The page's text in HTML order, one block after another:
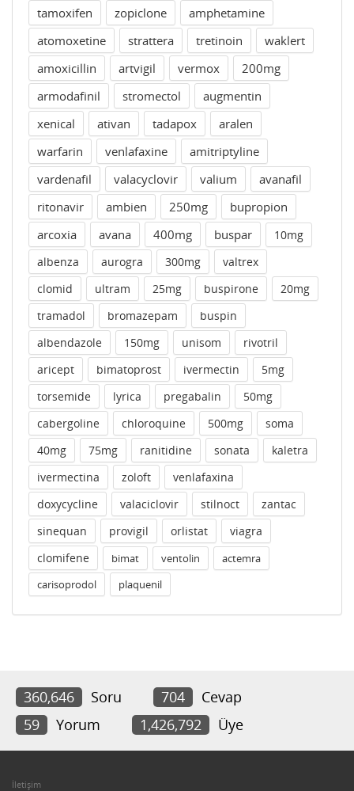
tamoxifen
zopiclone
amphetamine
atomoxetine
strattera tretinoin
waklert
amoxicillin
artvigil vermox
200mg
armodafinil
stromectol
augmentin
xenical
ativan tadapox
aralen
warfarin
venlafaxine
amitriptyline
vardenafil
valacyclovir valium
avanafil
ritonavir
ambien 250mg
bupropion
arcoxia
avana 400mg buspar
10mg
albenza
aurogra 300mg
valtrex
clomid
ultram 25mg buspirone
20mg
tramadol
bromazepam
buspin
albendazole
150mg unisom
rivotril
aricept
bimatoprost ivermectin
5mg
torsemide
lyrica pregabalin
50mg
cabergoline
chloroquine 500mg
soma
40mg
75mg ranitidine sonata
kaletra
ivermectina
zoloft
venlafaxina
doxycycline
valaciclovir stilnoct
zantac
sinequan
provigil orlistat
viagra
clomifene
bimat ventolin
actemra
carisoprodol
plaquenil
360,646 Soru 704
Cevap
59
Yorum 1,426,792 Üye
İletişim